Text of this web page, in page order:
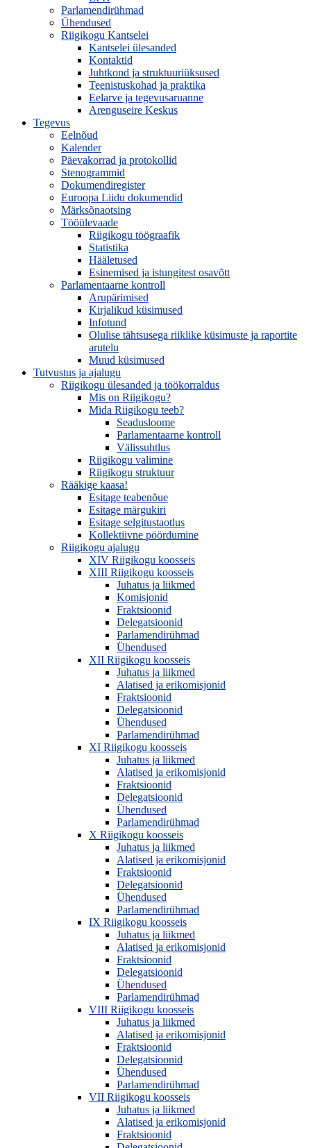
Parlamendirühmad
Ühendused
Riigikogu Kantselei
Kantselei ülesanded
Kontaktid
Juhtkond ja struktuuriüksused
Teenistuskohad ja praktika
Eelarve ja tegevusaruanne
Arenguseire Keskus
Tegevus
Eelnõud
Kalender
Päevakorrad ja protokollid
Stenogrammid
Dokumendiregister
Euroopa Liidu dokumendid
Märksõnaotsing
Tööülevaade
Riigikogu töögraafik
Statistika
Hääletused
Esinemised ja istungitest osavõtt
Parlamentaarne kontroll
Arupärimised
Kirjalikud küsimused
Infotund
Olulise tähtsusega riiklike küsimuste ja raportite
arutelu
Muud küsimused
Tutvustus ja ajalugu
Riigikogu ülesanded ja töökorraldus
Mis on Riigikogu?
Mida Riigikogu teeb?
Seadusloome
Parlamentaarne kontroll
Välissuhtlus
Riigikogu valimine
Riigikogu struktuur
Rääkige kaasa!
Esitage teabenõue
Esitage märgukiri
Esitage selgitustaotlus
Kollektiivne pöördumine
Riigikogu ajalugu
XIV Riigikogu koosseis
XIII Riigikogu koosseis
Juhatus ja liikmed
Komisjonid
Fraktsioonid
Delegatsioonid
Parlamendirühmad
Ühendused
XII Riigikogu koosseis
Juhatus ja liikmed
Alatised ja erikomisjonid
Fraktsioonid
Delegatsioonid
Ühendused
Parlamendirühmad
XI Riigikogu koosseis
Juhatus ja liikmed
Alatised ja erikomisjonid
Fraktsioonid
Delegatsioonid
Ühendused
Parlamendirühmad
X Riigikogu koosseis
Juhatus ja liikmed
Alatised ja erikomisjonid
Fraktsioonid
Delegatsioonid
Ühendused
Parlamendirühmad
IX Riigikogu koosseis
Juhatus ja liikmed
Alatised ja erikomisjonid
Fraktsioonid
Delegatsioonid
Ühendused
Parlamendirühmad
VIII Riigikogu koosseis
Juhatus ja liikmed
Alatised ja erikomisjonid
Fraktsioonid
Delegatsioonid
Ühendused
Parlamendirühmad
VII Riigikogu koosseis
Juhatus ja liikmed
Alatised ja erikomisjonid
Fraktsioonid